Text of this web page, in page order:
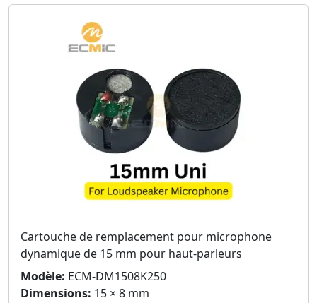
Cartouche de remplacement pour microphone
dynamique de 15 mm pour haut-parleurs
Modèle: ECM-DM1508K250
Dimensions: 15 × 8 mm